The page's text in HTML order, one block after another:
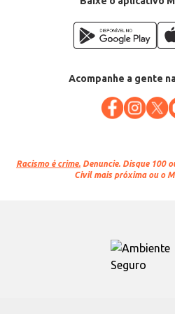
Acompanhe a gente
Racismo é crime. Denuncie. Disque 100
Civil mais próxima ou o